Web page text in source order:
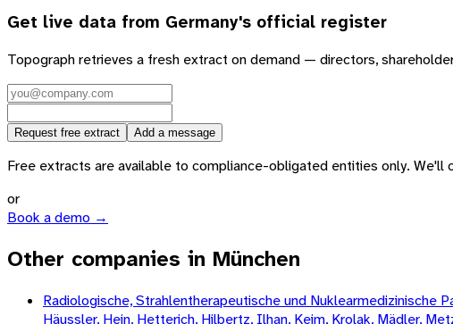
Get live data from Germany's official register
Topograph retrieves a fresh extract on demand — directors,
Request free extract Add a message
Free extracts are available to compliance-obligated entities only.
or
Book a demo →
Other companies in München
Radiologische, Strahlentherapeutische und Nuklearmedizinische
Häussler, Hein, Hetterich, Hilbertz, Ilhan, Keim, Krolak, Mädler,